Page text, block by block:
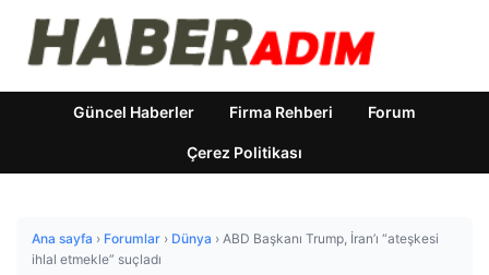
Güncel Haberler Firma Rehberi Forum
Çerez Politikası
Ana sayfa › Forumlar › Dünya › ABD Başkanı Trump, İran’ı “ateşkesi
ihlal etmekle” suçladı